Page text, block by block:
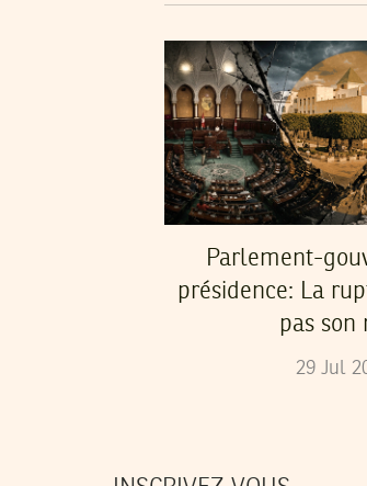
Parlement-
présidence: La
pas son
29 Jul